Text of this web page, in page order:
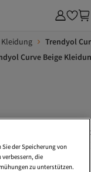
Trendyol
Curve Beige
Kleid Mit
Alles Sehen
der Speicherung von
die
zu unterstützen.